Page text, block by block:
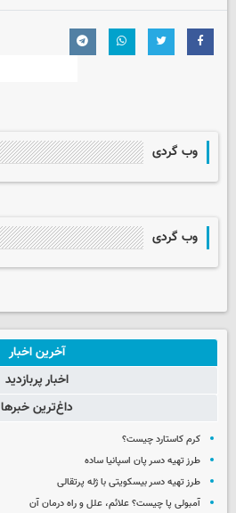
وب گردی
وب گردی
آخرین اخبار
اخبار پربازدید
داغ‌ترین خبرها
کرم کاستارد چیست؟
طرز تهیه دسر پان اسپانیا ساده
طرز تهیه دسر بیسکویتی با ژله پرتقالی
آمبولی پا چیست؟ علائم، علل و راه درمان آن